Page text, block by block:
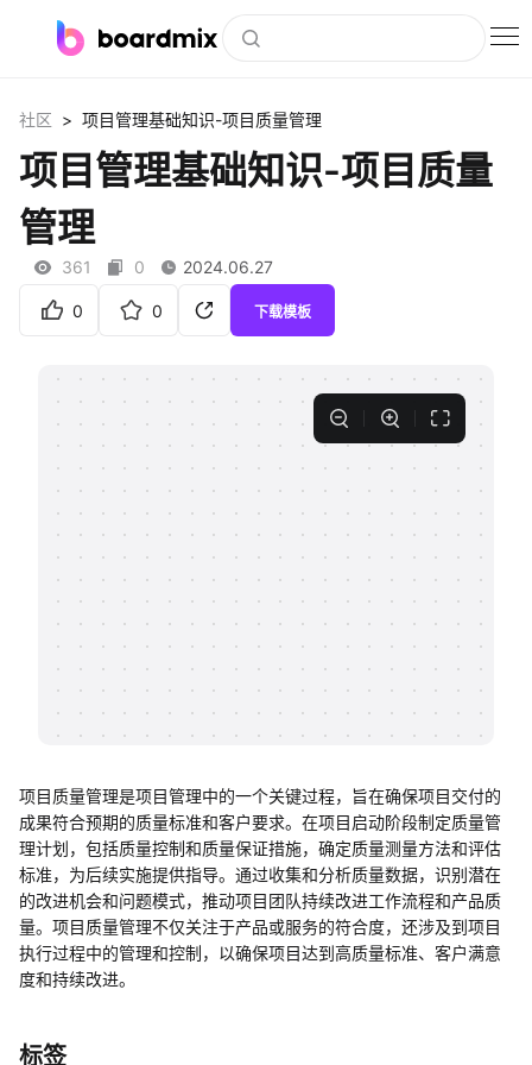
社区资源
会员
企业服务
客户案例
支持
帮助中心
知识分享社区
社区 > 项目管理基础知识-项目质量管理
项目管理基础知识-项目质量
管理
361 0 2024.06.27
0 0 下载模板
项目质量管理是项目管理中的一个关键过程，旨在确保项目交付的
成果符合预期的质量标准和客户要求。在项目启动阶段制定质量管
理计划，包括质量控制和质量保证措施，确定质量测量方法和评估
标准，为后续实施提供指导。通过收集和分析质量数据，识别潜在
的改进机会和问题模式，推动项目团队持续改进工作流程和产品质
量。项目质量管理不仅关注于产品或服务的符合度，还涉及到项目
执行过程中的管理和控制，以确保项目达到高质量标准、客户满意
度和持续改进。
标签